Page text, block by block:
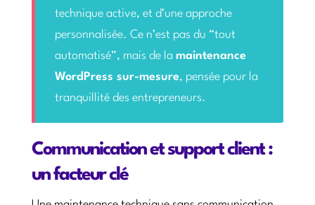
technique active, et d’une approche
personnalisée. Ce n’est pas du “tout
automatisé”, mais de la maintenance
WordPress sur-mesure, pensée pour la
tranquillité des entrepreneurs.
Communication et support client :
un facteur clé